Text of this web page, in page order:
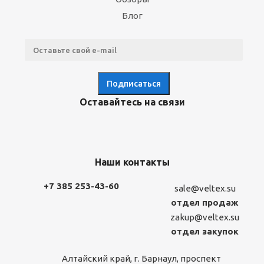
Блог
Оставайтесь на связи
Наши контакты
+7 385 253-43-60
sale@veltex.su
отдел продаж
zakup@veltex.su
отдел закупок
Алтайский край, г. Барнаул, проспект